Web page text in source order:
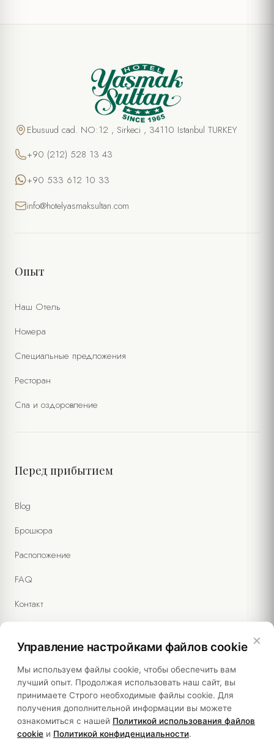
Ebusuud cad. NO:12 , Sirkeci , 34110 Istanbul TURKEY
+90 (212) 528 13 43
+90 533 612 10 33
info@hotelyasmaksultan.com
Опыт
Наш Отель
Номера
Специальные предложения
Ресторан
Спа и оздоровление
Перед прибытием
Blog
Брошюра
Расположение
FAQ
Контакт
Правовая информация
Политики
Устойчивость
×
Управление настройками файлов cookie
Мы используем файлы cookie, чтобы обеспечить вам
лучший опыт. Продолжая использовать наш сайт, вы
принимаете Строго необходимые файлы cookie. Для
получения дополнительной информации вы можете
ознакомиться с нашей Политикой использования файлов
cookie и Политикой конфиденциальности.